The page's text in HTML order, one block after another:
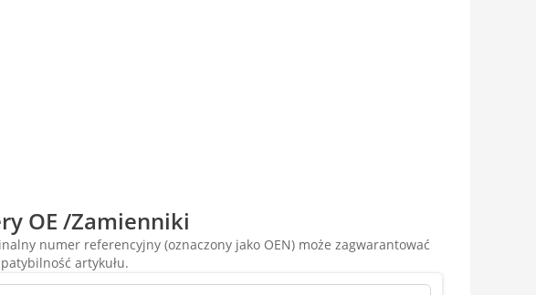
OE /Zamienniki
numer referencyjny (oznaczony jako OEN) może zagwarantować
artykułu.